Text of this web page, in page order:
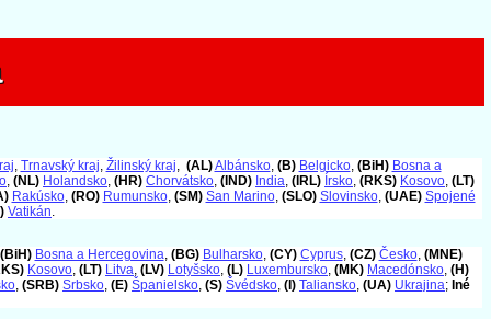
, Trnavský kraj, Žilinský kraj, (AL)Albánsko, (B) Belgicko, (BiH) Bosna a
, (NL) Holandsko, (HR) Chorvátsko, (IND) India, (IRL) Írsko, (RKS) Kosovo, (LT)
Rakúsko, (RO) Rumunsko, (SM) San Marino, (SLO) Slovinsko, (UAE) Spojené
Vatikán.
(BiH) Bosna a Hercegovina, (BG) Bulharsko, (CY) Cyprus, (CZ) Česko, (MNE)
Kosovo, (LT) Litva, (LV) Lotyšsko, (L) Luxembursko, (MK) Macedónsko, (H)
, (SRB) Srbsko, (E) Španielsko, (S) Švédsko, (I) Taliansko, (UA) Ukrajina; Iné